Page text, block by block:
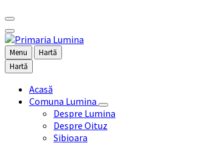
Menu
Hartă
Hartă
Acasă
Comuna Lumina
Despre Lumina
Despre Oituz
Sibioara